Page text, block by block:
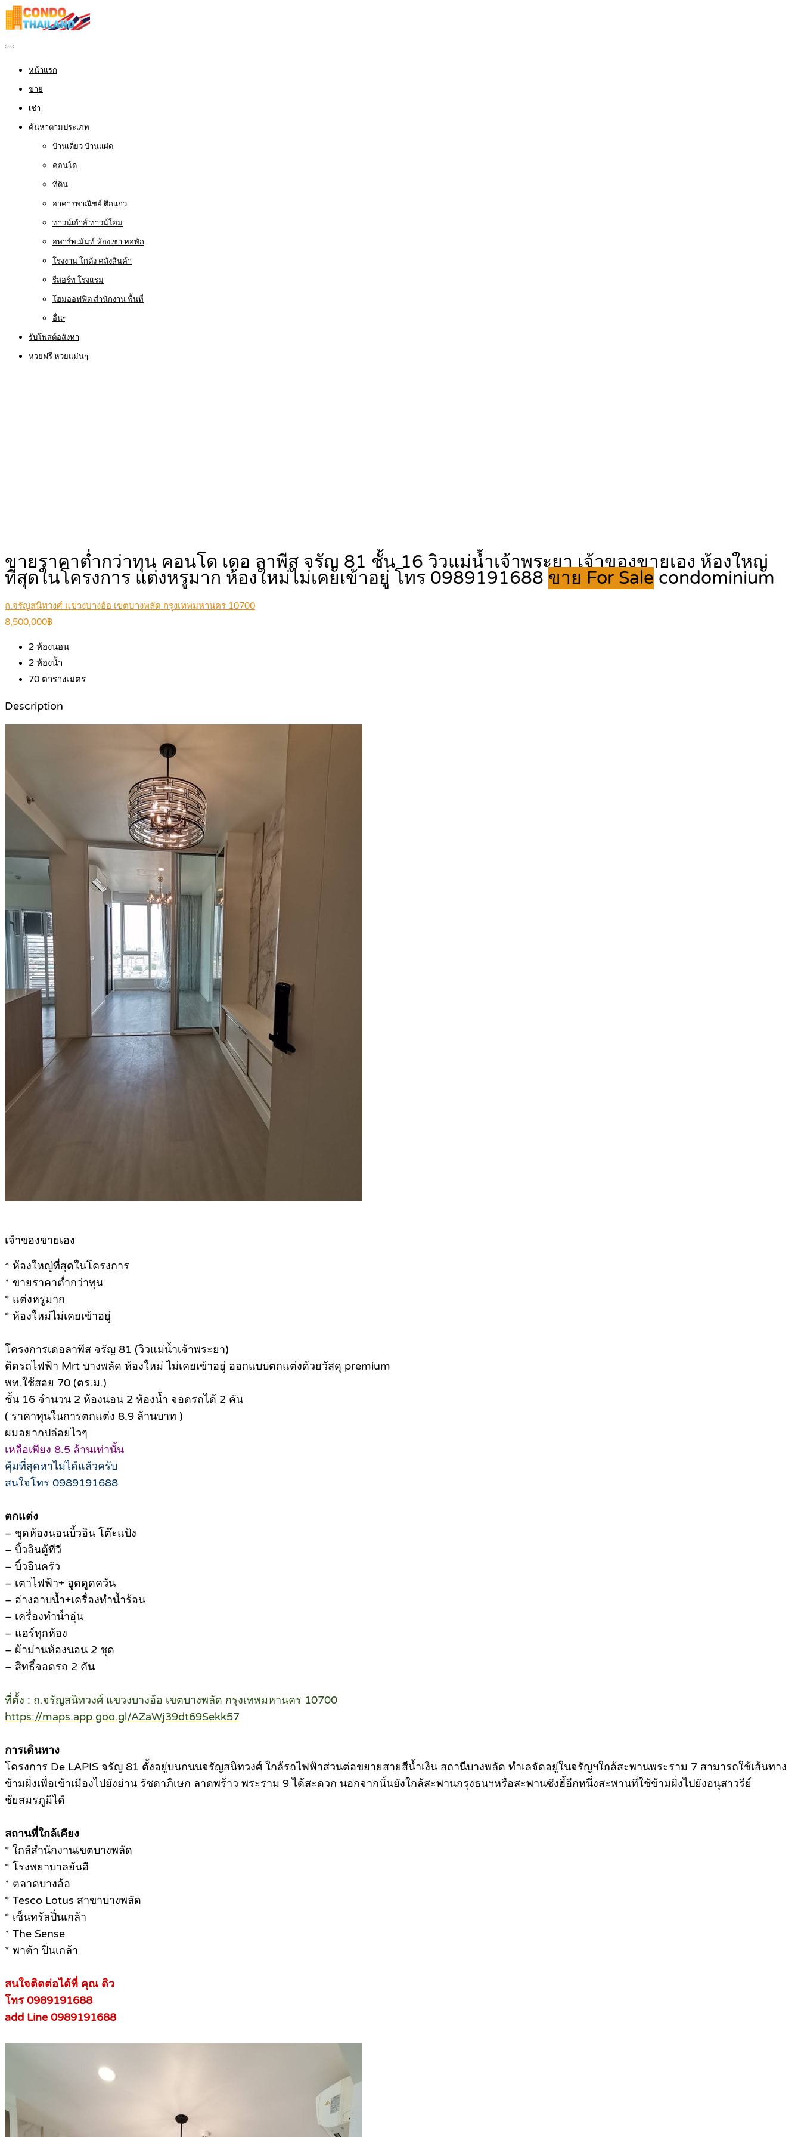
หน้าแรก
ขาย
เช่า
ค้นหาตามประเภท
บ้านเดี่ยว บ้านแฝด
คอนโด
ที่ดิน
อาคารพาณิชย์ ตึกแถว
ทาวน์เฮ้าส์ ทาวน์โฮม
อพาร์ทเม้นท์ ห้องเช่า หอพัก
โรงงาน โกดัง คลังสินค้า
รีสอร์ท โรงแรม
โฮมออฟฟิต สำนักงาน พื้นที่
อื่นๆ
รับโพสต์อสังหา
หวยฟรี หวยแม่นๆ
ขายราคาต่ำกว่าทุน คอนโด เดอ ลาพีส จรัญ 81 ชั้น 16 วิวแม่น้ำเจ้าพระยา เจ้าของขายเอง ห้องใหญ่
ที่สุดในโครงการ แต่งหรูมาก ห้องใหม่ไม่เคยเข้าอยู่ โทร 0989191688 ขาย For Sale condominium
ถ.จรัญสนิทวงศ์ แขวงบางอ้อ เขตบางพลัด กรุงเทพมหานคร 10700
8,500,000฿
2 ห้องนอน
2 ห้องน้ำ
70 ตารางเมตร
Description
เจ้าของขายเอง
* ห้องใหญ่ที่สุดในโครงการ
* ขายราคาต่ำกว่าทุน
* แต่งหรูมาก
* ห้องใหม่ไม่เคยเข้าอยู่
โครงการเดอลาพีส จรัญ 81 (วิวแม่น้ำเจ้าพระยา)
ติดรถไฟฟ้า Mrt บางพลัด ห้องใหม่ ไม่เคยเข้าอยู่ ออกแบบตกแต่งด้วยวัสดุ premium
พท.ใช้สอย 70 (ตร.ม.)
ชั้น 16 จำนวน 2 ห้องนอน 2 ห้องน้ำ จอดรถได้ 2 คัน
( ราคาทุนในการตกแต่ง 8.9 ล้านบาท )
ผมอยากปล่อยไวๆ
เหลือเพียง 8.5 ล้านเท่านั้น
คุ้มที่สุดหาไม่ได้แล้วครับ
สนใจโทร 0989191688
ตกแต่ง
– ชุดห้องนอนบิ้วอิน โต๊ะแป้ง
– บิ้วอินตู้ทีวี
– บิ้วอินครัว
– เตาไฟฟ้า+ ฮูดดูดควัน
– อ่างอาบน้ำ+เครื่องทำน้ำร้อน
– เครื่องทำน้ำอุ่น
– แอร์ทุกห้อง
– ผ้าม่านห้องนอน 2 ชุด
– สิทธิ์จอดรถ 2 คัน
ที่ตั้ง : ถ.จรัญสนิทวงศ์ แขวงบางอ้อ เขตบางพลัด กรุงเทพมหานคร 10700
https://maps.app.goo.gl/AZaWj39dt69Sekk57
การเดินทาง
โครงการ De LAPIS จรัญ 81 ตั้งอยู่บนถนนจรัญสนิทวงศ์ ใกล้รถไฟฟ้าส่วนต่อขยายสายสีน้ำเงิน สถานีบางพลัด ทำเลจัดอยู่ในจรัญฯใกล้สะพานพระราม 7 สามารถใช้เส้นทาง
ข้ามฝั่งเพื่อเข้าเมืองไปยังย่าน รัชดาภิเษก ลาดพร้าว พระราม 9 ได้สะดวก นอกจากนั้นยังใกล้สะพานกรุงธนฯหรือสะพานซังฮี้อีกหนึ่งสะพานที่ใช้ข้ามฝั่งไปยังอนุสาวรีย์
ชัยสมรภูมิได้
สถานที่ใกล้เคียง
* ใกล้สำนักงานเขตบางพลัด
* โรงพยาบาลยันฮี
* ตลาดบางอ้อ
* Tesco Lotus สาขาบางพลัด
* เซ็นทรัลปิ่นเกล้า
* The Sense
* พาต้า ปิ่นเกล้า
สนใจติดต่อได้ที่ คุณ ดิว
โทร 0989191688
add Line 0989191688